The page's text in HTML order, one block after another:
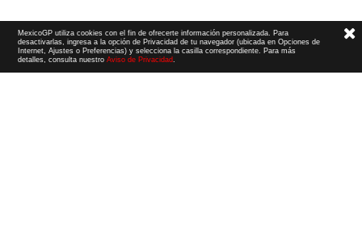
MexicoGP utiliza cookies con el fin de ofrecerte información personalizada. Para
desactivarlas, ingresa a la opción de Privacidad de tu navegador (ubicada en Opciones de
Internet, Ajustes o Preferencias) y selecciona la casilla correspondiente. Para más
detalles, consulta nuestroAviso de Privacidad.